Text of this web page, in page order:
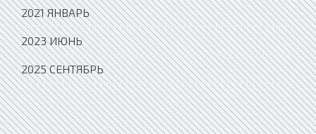
2021 ЯНВАРЬ
2023 ИЮНЬ
2025 СЕНТЯБРЬ